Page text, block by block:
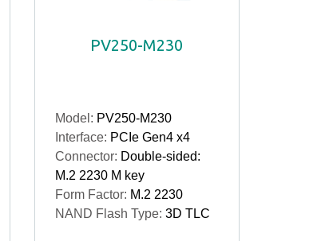
PV250-M230
Model: PV250-M230
Interface: PCIe Gen4 x4
Connector: Double-sided:
M.2 2230 M key
Form Factor: M.2 2230
NAND Flash Type: 3D TLC